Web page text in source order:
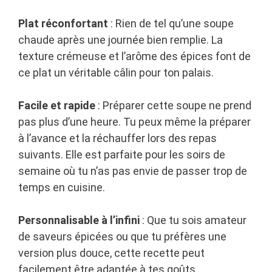
Plat réconfortant : Rien de tel qu’une soupe
chaude après une journée bien remplie. La
texture crémeuse et l’arôme des épices font de
ce plat un véritable câlin pour ton palais.
Facile et rapide : Préparer cette soupe ne prend
pas plus d’une heure. Tu peux même la préparer
à l’avance et la réchauffer lors des repas
suivants. Elle est parfaite pour les soirs de
semaine où tu n’as pas envie de passer trop de
temps en cuisine.
Personnalisable à l’infini : Que tu sois amateur
de saveurs épicées ou que tu préfères une
version plus douce, cette recette peut
facilement être adaptée à tes goûts